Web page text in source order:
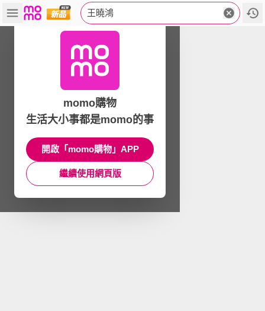
王曉鴻
momo購物
生活大小事都是momo的事
開啟「momo購物」APP
繼續使用網頁版